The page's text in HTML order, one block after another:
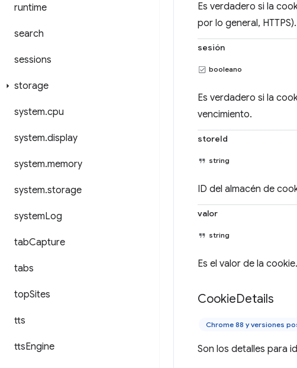
runtime
search
sessions
storage
system.cpu
system.display
system.memory
system.storage
systemLog
tabCapture
tabs
topSites
tts
ttsEngine
Es verdadero si la
por lo general, HTTPS).
sesión
booleano
Es verdadero si la
vencimiento.
storeId
string
ID del almacén de
valor
string
Es el valor de la cookie.
CookieDetails
Chrome 88 y versiones
Son los detalles para